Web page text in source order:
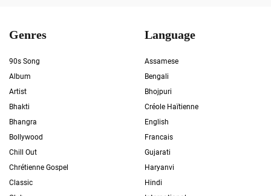
Genres
90s Song
Album
Artist
Bhakti
Bhangra
Bollywood
Chill Out
Chrétienne Gospel
Classic
Language
Assamese
Bengali
Bhojpuri
Créole Haïtienne
English
Francais
Gujarati
Haryanvi
Hindi